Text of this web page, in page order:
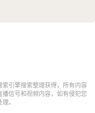
引擎搜索整理获得，所有内容
信号和视频内容，如有侵犯您
。